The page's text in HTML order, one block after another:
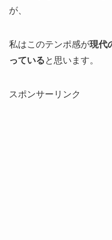
が、
私はこのテンポ感が現代
っている と思います。
スポンサーリンク